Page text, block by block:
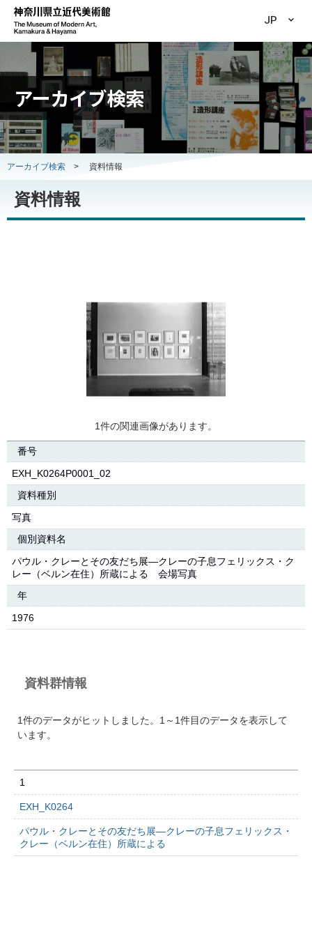
JP
アーカイブ検索
アーカイブ検索 > 資料情報
資料情報
1件の関連画像があります。
番号
EXH_K0264P0001_02
資料種別
写真
個別資料名
パウル・クレーとその友だち展―クレーの子息フェリックス・ク
レー（ベルン在住）所蔵による 会場写真
年
1976
資料群情報
1件のデータがヒットしました。1～1件目のデータを表示して
います。
1
EXH_K0264
パウル・クレーとその友だち展―クレーの子息フェリックス・
クレー（ベルン在住）所蔵による